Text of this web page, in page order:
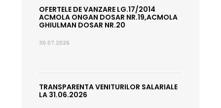
OFERTELE DE VANZARE LG.17/2014
ACMOLA ONGAN DOSAR NR.19,ACMOLA
GHIULMAN DOSAR NR.20
30.07.2026
TRANSPARENTA VENITURILOR SALARIALE
LA 31.06.2026